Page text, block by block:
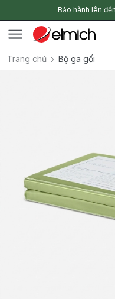
Bảo hành lên
Trang chủ Bộ ga gối